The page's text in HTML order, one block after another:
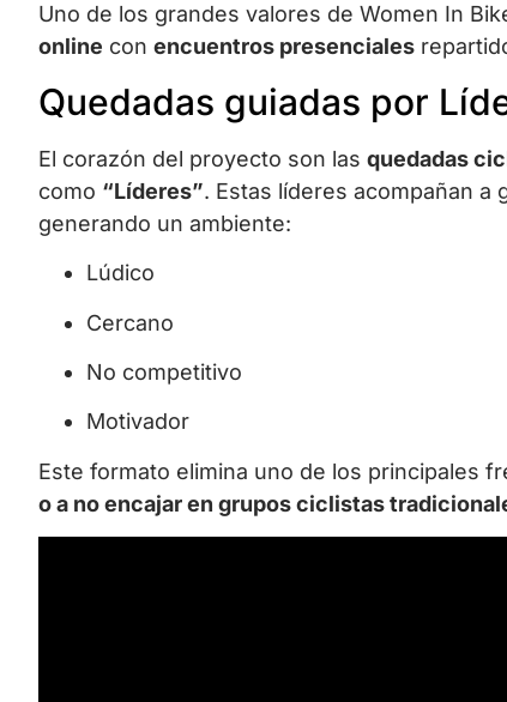
Uno de los grandes valores de Women In
online con encuentros presenciales
Quedadas guiadas por
El corazón del proyecto son las quedadas
como “Líderes”. Estas líderes acompañan a
generando un ambiente:
Lúdico
Cercano
No competitivo
Motivador
Este formato elimina uno de los principales
o a no encajar en grupos ciclistas